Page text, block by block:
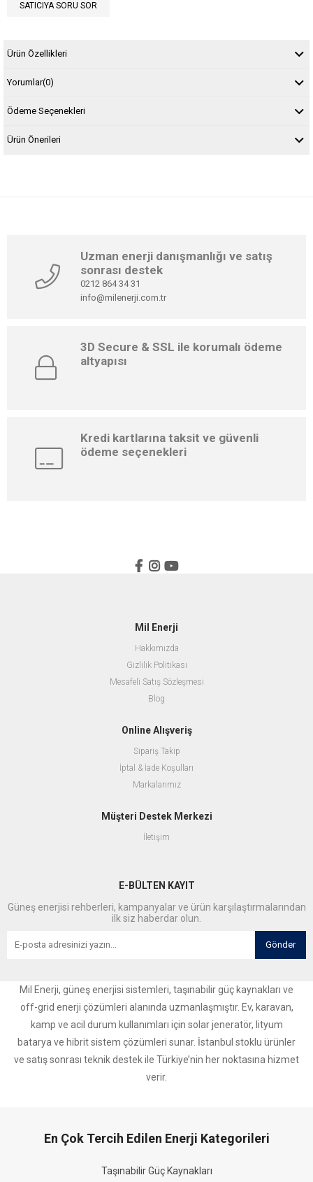
SATICIYA SORU SOR
Ürün Özellikleri
Yorumlar(0)
Ödeme Seçenekleri
Ürün Önerileri
Uzman enerji danışmanlığı ve satış
sonrası destek
0212 864 34 31
info@milenerji.com.tr
3D Secure & SSL ile korumalı ödeme
altyapısı
Kredi kartlarına taksit ve güvenli
ödeme seçenekleri
Mil Enerji
Hakkımızda
Gizlilik Politikası
Mesafeli Satış Sözleşmesi
Blog
Online Alışveriş
Sipariş Takip
İptal & İade Koşulları
Markalarımız
Müşteri Destek Merkezi
İletişim
E-BÜLTEN KAYIT
Güneş enerjisi rehberleri, kampanyalar ve ürün karşılaştırmalarından
ilk siz haberdar olun.
Gönder
Mil Enerji, güneş enerjisi sistemleri, taşınabilir güç kaynakları ve
off-grid enerji çözümleri alanında uzmanlaşmıştır. Ev, karavan,
kamp ve acil durum kullanımları için solar jeneratör, lityum
batarya ve hibrit sistem çözümleri sunar. İstanbul stoklu ürünler
ve satış sonrası teknik destek ile Türkiye’nin her noktasına hizmet
verir.
En Çok Tercih Edilen Enerji Kategorileri
Taşınabilir Güç Kaynakları